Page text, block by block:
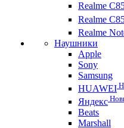
Realme
Realme
Realme
Наушники
Apple
Sony
Samsung
HUAWEI
Яндекс
Beats
Marshall